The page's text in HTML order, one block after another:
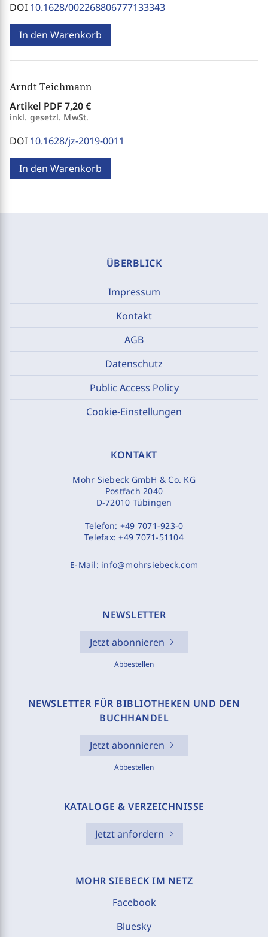
DOI 10.1628/002268806777133343
In den Warenkorb
Arndt Teichmann
Artikel PDF 7,20 €
inkl. gesetzl. MwSt.
DOI 10.1628/jz-2019-0011
In den Warenkorb
ÜBERBLICK
Impressum
Kontakt
AGB
Datenschutz
Public Access Policy
Cookie-Einstellungen
KONTAKT
Mohr Siebeck GmbH & Co. KG
Postfach 2040
D-72010 Tübingen
Telefon: +49 7071-923-0
Telefax:+49 7071-51104
E-Mail: info@mohrsiebeck.com
NEWSLETTER
Jetzt abonnieren
Abbestellen
NEWSLETTER FÜR BIBLIOTHEKEN UND DEN
BUCHHANDEL
Jetzt abonnieren
Abbestellen
KATALOGE & VERZEICHNISSE
Jetzt anfordern
MOHR SIEBECK IM NETZ
Facebook
Bluesky